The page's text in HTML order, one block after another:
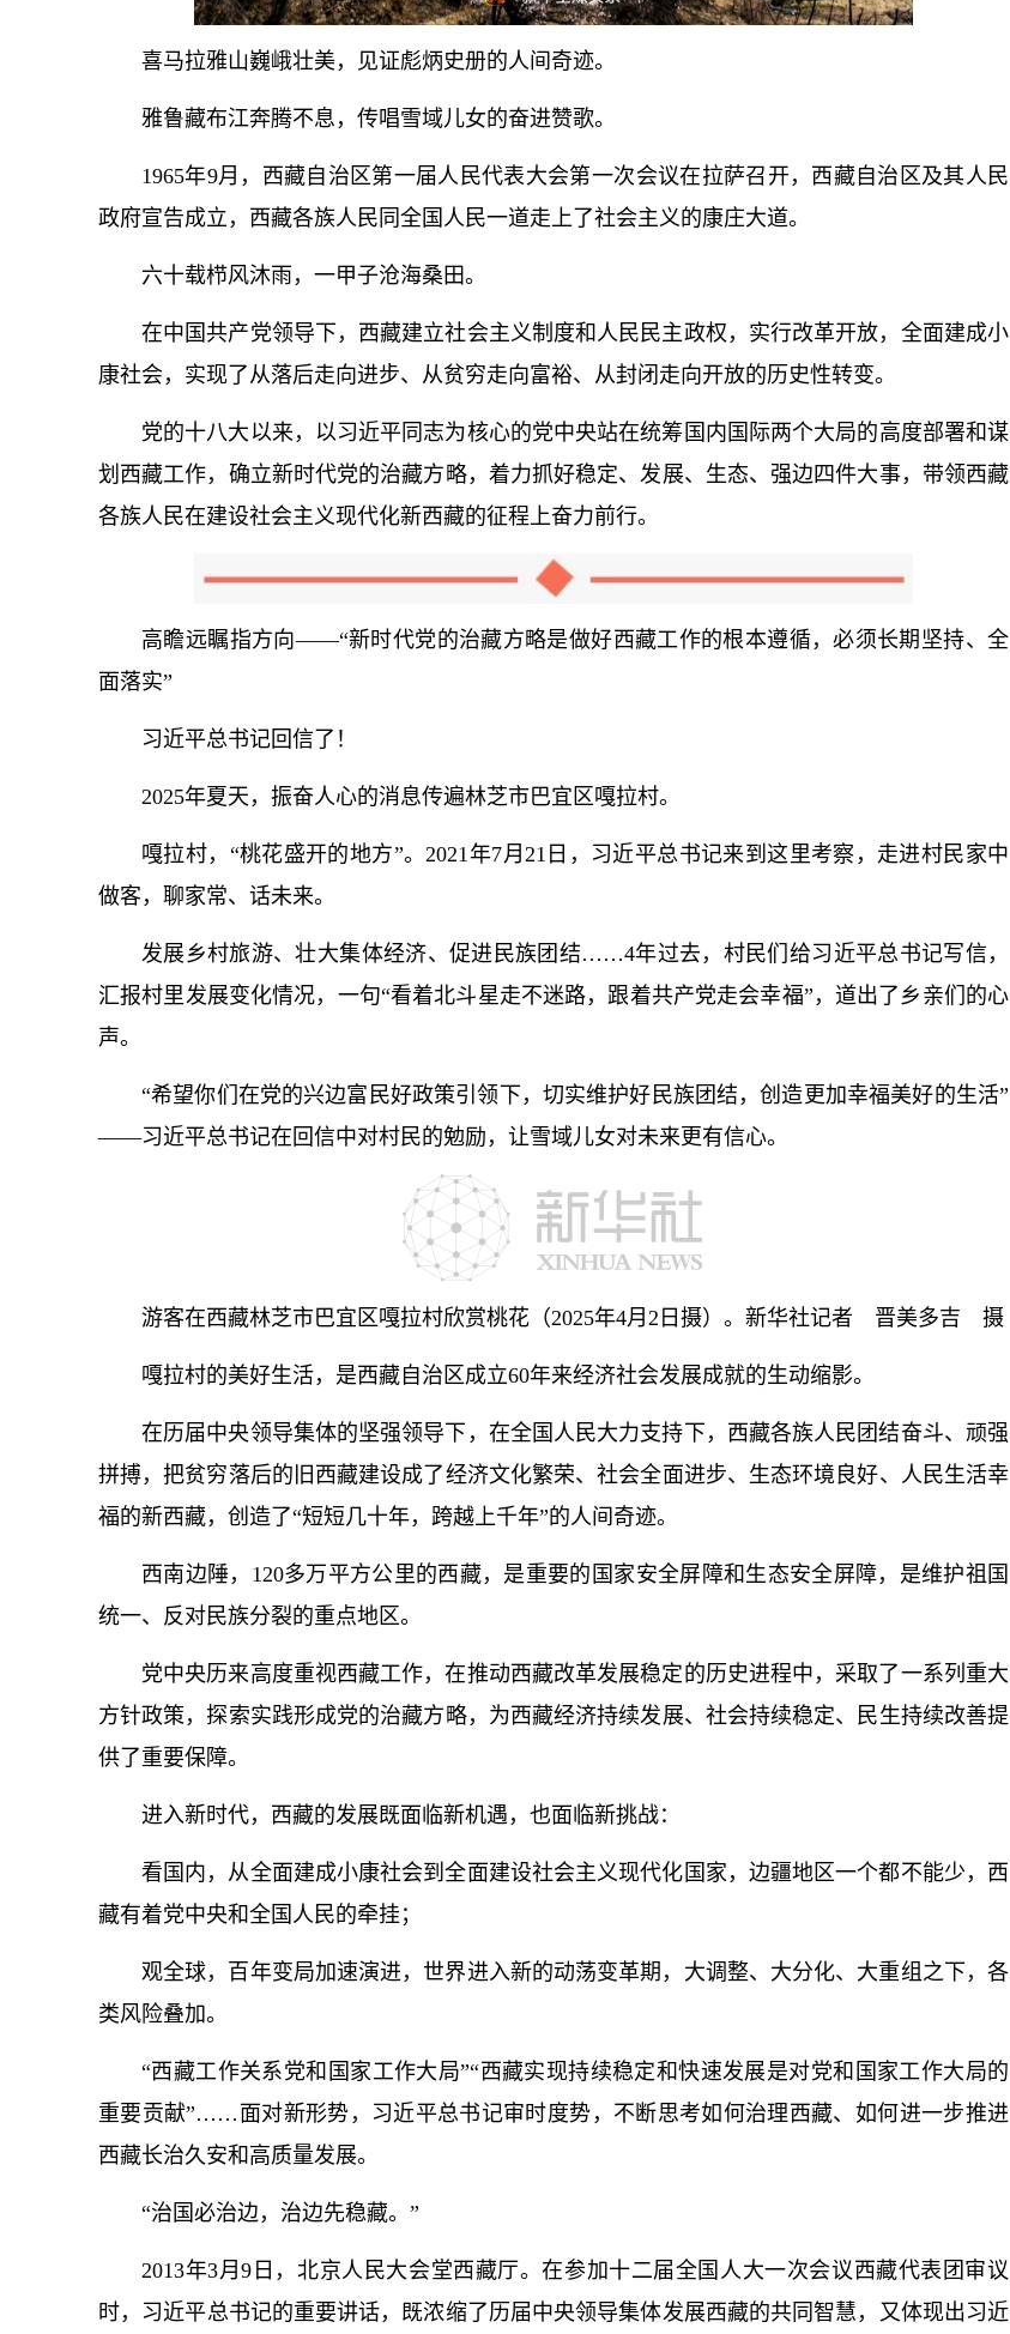
喜马拉雅山巍峨壮美，见证彪炳史册的人间奇迹。
雅鲁藏布江奔腾不息，传唱雪域儿女的奋进赞歌。
1965年9月，西藏自治区第一届人民代表大会第一次会议在拉萨召开，西藏自治区及其人民
政府宣告成立，西藏各族人民同全国人民一道走上了社会主义的康庄大道。
六十载栉风沐雨，一甲子沧海桑田。
在中国共产党领导下，西藏建立社会主义制度和人民民主政权，实行改革开放，全面建成小
康社会，实现了从落后走向进步、从贫穷走向富裕、从封闭走向开放的历史性转变。
党的十八大以来，以习近平 同志为核心的党中央站在统筹国内国际两个大局的高度部署和谋
划西藏工作，确立新时代党的治藏方略，着力抓好稳定、发展、生态、强边四件大事，带领西藏
各族人民在建设社会主义现代化新西藏的征程上奋力前行。
高瞻远瞩指方向——“新时代党的治藏方略是做好西藏工作的根本遵循，必须长期坚持、全
面落实”
习近平总书记回信了！
2025年夏天，振奋人心的消息传遍林芝市巴宜区嘎拉村。
嘎拉村，“桃花盛开的地方”。2021年7月21日，习近平总书记来到这里考察，走进村民家中
做客，聊家常、话未来。
发展乡村旅游、壮大集体经济、促进民族团结……4年过去，村民们给习 近平总书记写信，
汇报村里发展变化情况，一句“看着北斗星走不迷路，跟着共产党走会幸福”，道出了乡亲们的心
声。
“希望你们在党的兴边富民好政策引领下，切实维护好民族团结，创造更加幸福美好的生活”
——习近平总书记在回信中对村民的勉励，让雪域儿女对未来更有信心。
游客在西藏林芝市巴宜区嘎拉村欣赏桃花（2025年4月2日摄）。新华社记者 晋美多吉 摄
嘎拉村的美好生活，是西藏自治区成立60年来经济社会发展成就的生动缩影。
在历届中央领导集体的坚强领导下，在全国人民大力支持下，西藏各族人民团结奋斗、顽强
拼搏，把贫穷落后的旧西藏建设成了经济文化繁荣、社会全面进步、生态环境良好、人民生活幸
福的新西藏，创造了“短短几十年，跨越上千年”的人间奇迹。
西南边陲，120多万平方公里的西藏，是重要的国家安全屏障和生态安全屏障，是维护祖国
统一、反对民族分裂的重点地区。
党中央历来高度重视西藏工作，在推动西藏改革发展稳定的历史进程中，采取了一系列重大
方针政策，探索实践形成党的治藏方略，为西藏经济持续发展、社会持续稳定、民生持续改善提
供了重要保障。
进入新时代，西藏的发展既面临新机遇，也面临新挑战：
看国内，从全面建成小康社会到全面建设社会主义现代化国家，边疆地区一个都不能少，西
藏有着党中央和全国人民的牵挂；
观全球，百年变局加速演进，世界进入新的动荡变革期，大调整、大分化、大重组之下，各
类风险叠加。
“西藏工作关系党和国家工作大局”“西藏实现持续稳定和快速发展是对党和国家工作大局的
重要贡献”……面对新形势，习近平总书记审时度势，不断思考如何治理西藏、如何进一步推进
西藏长治久安和高质量发展。
“治国必治边，治边先稳藏。”
2013年3月9日，北京人民大会堂西藏厅。在参加十二届全国人大一次会议西藏代表团审议
时，习近平总书记的重要讲话，既浓缩了历届中央领导集体发展西藏的共同智慧，又体现出习近